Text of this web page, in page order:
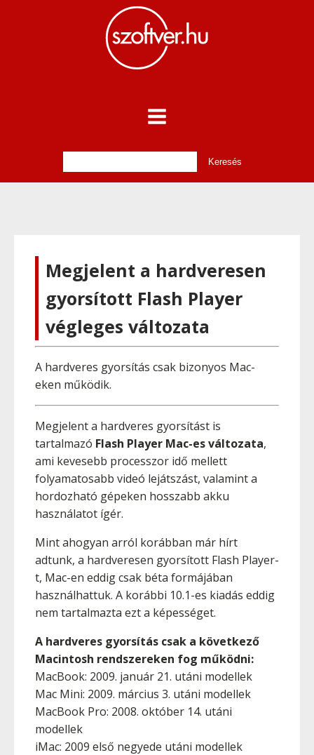
Megjelent a hardveresen
gyorsított Flash Player
végleges változata
A hardveres gyorsítás csak bizonyos Mac-
eken működik.
Megjelent a hardveres gyorsítást is
tartalmazó Flash Player Mac-es változata,
ami kevesebb processzor idő mellett
folyamatosabb videó lejátszást, valamint a
hordozható gépeken hosszabb akku
használatot ígér.
Mint ahogyan arról korábban már hírt
adtunk, a hardveresen gyorsított Flash Player-
t, Mac-en eddig csak béta formájában
használhattuk. A korábbi 10.1-es kiadás eddig
nem tartalmazta ezt a képességet.
A hardveres gyorsítás csak a következő
Macintosh rendszereken fog működni:
MacBook: 2009. január 21. utáni modellek
Mac Mini: 2009. március 3. utáni modellek
MacBook Pro: 2008. október 14. utáni
modellek
iMac: 2009 első negyede utáni modellek